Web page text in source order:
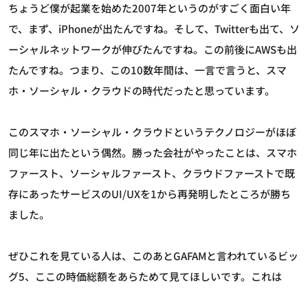
ちょうど僕が起業を始めた2007年というのがすごく面白い年
で、まず、iPhoneが出たんですね。そして、Twitterも出て、ソ
ーシャルネットワークが伸びたんですね。この前後にAWSも出
たんですね。つまり、この10数年間は、一言で言うと、スマ
ホ・ソーシャル・クラウドの時代だったと思っています。
このスマホ・ソーシャル・クラウドというテクノロジーがほぼ
同じ年に出たという偶然。勝った会社がやったことは、スマホ
ファースト、ソーシャルファースト、クラウドファーストで既
存にあったサービスのUI/UXを1から再発明したところが勝ち
ました。
ぜひこれを見ている人は、このあとGAFAMと言われているビッ
グ5、ここの時価総額をあらためて見てほしいです。これは